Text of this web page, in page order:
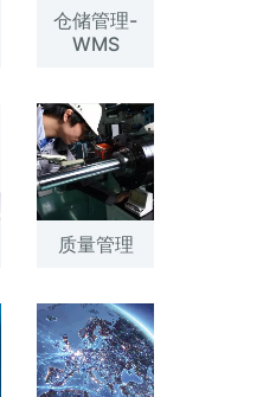
仓储管理-
WMS
质量管理